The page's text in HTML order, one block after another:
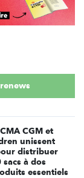
CGM et
unissent
distribuer
à dos
essentiels